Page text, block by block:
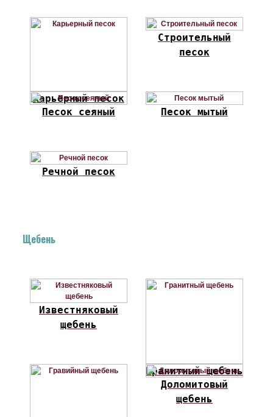
Карьерный песок
Строительный
песок
Песок сеяный Песок мытый
Речной песок
Щебень
Известняковый
щебень
Гранитный щебень
Доломитовый
щебень